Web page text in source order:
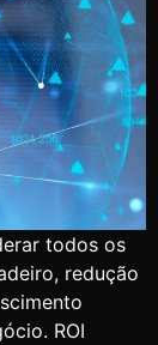
todos os
redução
ROI